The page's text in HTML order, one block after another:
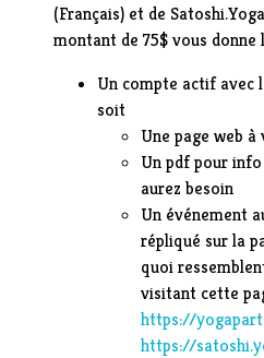
(Français) et de
montant de 75$ vous donne
Un compte actif avec
soit
Une page web à
Un pdf pour
aurez besoin
Un événement
répliqué sur la
quoi
visitant cette
https://
https://